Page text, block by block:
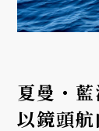
夏曼・
以鏡頭